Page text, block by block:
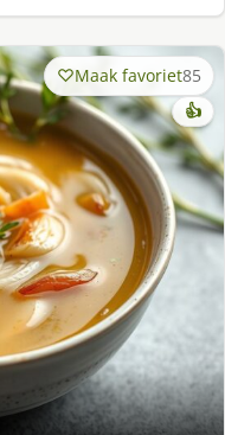
Maak favoriet85
👍